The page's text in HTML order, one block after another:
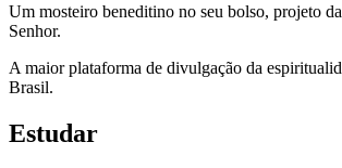
Um mosteiro beneditino no seu bolso, projeto
Senhor.
A maior plataforma de divulgação da
Brasil.
Estudar